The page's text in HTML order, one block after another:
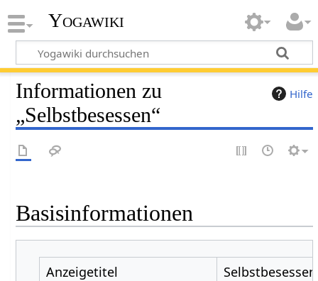
Yogawiki
Hilfe
Informationen zu
„Selbstbesessen“
Basisinformationen
Anzeigetitel
Selbstbesessen